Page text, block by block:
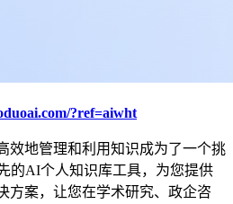
?ref=aiwht
效地管理和利用知识成为了一个挑
的AI个人知识库工具，为您提供
方案，让您在学术研究、政企咨